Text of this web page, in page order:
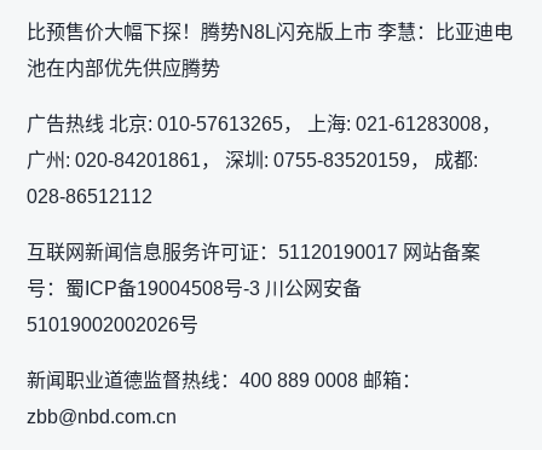
比预售价大幅下探！腾势N8L闪充版上市 李慧：比亚迪电
池在内部优先供应腾势
广告热线 北京: 010-57613265， 上海: 021-61283008，
广州: 020-84201861， 深圳: 0755-83520159， 成都:
028-86512112
互联网新闻信息服务许可证：51120190017 网站备案
号：蜀ICP备19004508号-3 川公网安备
51019002002026号
新闻职业道德监督热线：400 889 0008 邮箱：
zbb@nbd.com.cn